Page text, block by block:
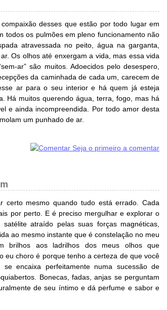
desses que estão por todo lugar em
todos os pulmões em pleno funcionamento não
atravessada no peito, água na garganta,
Os olhos até enxergam a vida, mas essa vida
ar” são muitos. Adoecidos pelo desespero,
da caminhada de cada um, carecem de
ar para o seu interior e há quem já esteja
Há muitos querendo água, terra, fogo, mas há
e ainda incompreendida. Por todo amor desta
um punhado de ar.
Seja o primeiro a comentar
mesmo quando tudo está errado. Cada
por perto. E é preciso mergulhar e explorar o
atraído pelas suas forças magnéticas,
ao mesmo instante que é constelação no meu
brilhos aos ladrilhos dos meus olhos que
eu choro é porque tenho a certeza de que você
encaixa perfeitamente numa sucessão de
Bonecas, fadas, anjas se perguntam
de seu íntimo e dá perfume e sabor e